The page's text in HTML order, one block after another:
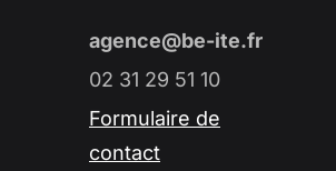
agence@be-ite.fr
02 31 29 51 10
Formulaire de
contact